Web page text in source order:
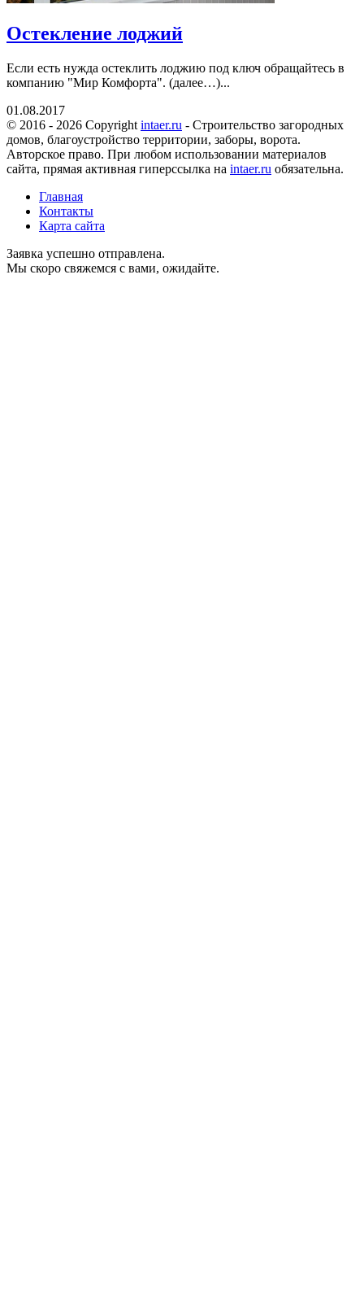
Остекление лоджий
Если есть нужда остеклить лоджию под ключ обращайтесь в
компанию "Мир Комфорта". (далее…)...
01.08.2017
© 2016 - 2026 Copyright intaer.ru - Cтроительство загородных
домов, благоустройство территории, заборы, ворота.
Авторское право. При любом использовании материалов
сайта, прямая активная гиперссылка на intaer.ru обязательна.
Главная
Контакты
Карта сайта
Заявка успешно отправлена.
Мы скоро свяжемся с вами, ожидайте.